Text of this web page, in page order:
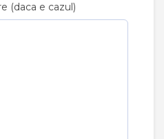
(daca e cazul)